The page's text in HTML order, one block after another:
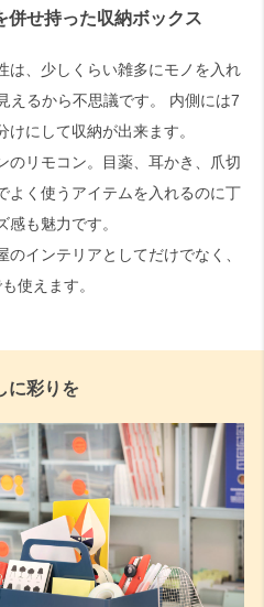
併せ持った収納ボックス
は、少しくらい雑多にモノを入れ
えるから不思議です。 内側には7
にして収納が出来ます。
のリモコン。目薬、耳かき、爪切
よく使うアイテムを入れるのに丁
感も魅力です。
インテリアとしてだけでなく、
使えます。
に彩りを